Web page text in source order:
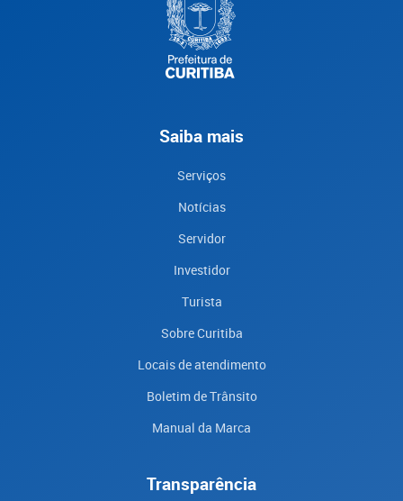
Saiba mais
Serviços
Notícias
Servidor
Investidor
Turista
Sobre Curitiba
Locais de atendimento
Boletim de Trânsito
Manual da Marca
Transparência